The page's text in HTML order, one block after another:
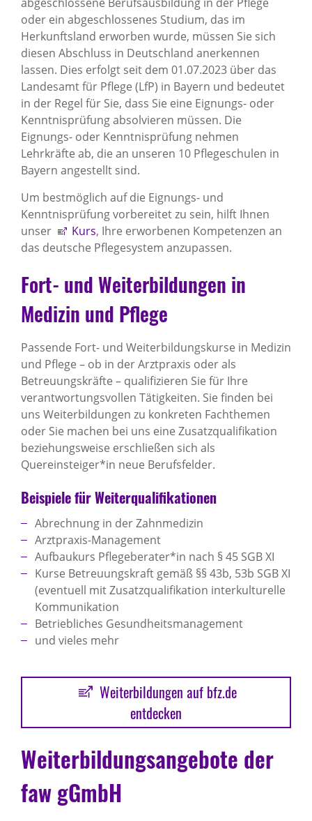
oder ein abgeschlossenes Studium, das im
Herkunftsland erworben wurde, müssen Sie sich
diesen Abschluss in Deutschland anerkennen
lassen. Dies erfolgt seit dem 01.07.2023 über das
Landesamt für Pflege (LfP) in Bayern und bedeutet
in der Regel für Sie, dass Sie eine Eignungs- oder
Kenntnisprüfung absolvieren müssen. Die
Eignungs- oder Kenntnisprüfung nehmen
Lehrkräfte ab, die an unseren 10 Pflegeschulen in
Bayern angestellt sind.
Um bestmöglich auf die Eignungs- und
Kenntnisprüfung vorbereitet zu sein, hilft Ihnen
unser
Kurs, Ihre erworbenen Kompetenzen an
das deutsche Pflegesystem anzupassen.
Fort- und Weiterbildungen in
Medizin und Pflege
Passende Fort- und Weiterbildungskurse in Medizin
und Pflege – ob in der Arztpraxis oder als
Betreuungskräfte – qualifizieren Sie für Ihre
verantwortungsvollen Tätigkeiten. Sie finden bei
uns Weiterbildungen zu konkreten Fachthemen
oder Sie machen bei uns eine Zusatzqualifikation
beziehungsweise erschließen sich als
Quereinsteiger*in neue Berufsfelder.
Beispiele für Weiterqualifikationen
Abrechnung in der Zahnmedizin
Arztpraxis-Management
Aufbaukurs Pflegeberater*in nach § 45 SGB XI
Kurse Betreuungskraft gemäß §§ 43b, 53b SGB XI
(eventuell mit Zusatzqualifikation interkulturelle
Kommunikation
Betriebliches Gesundheitsmanagement
und vieles mehr
Weiterbildungen auf bfz.de
entdecken
Weiterbildungsangebote der
faw gGmbH